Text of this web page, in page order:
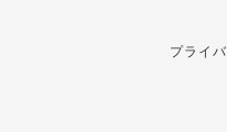
プライ